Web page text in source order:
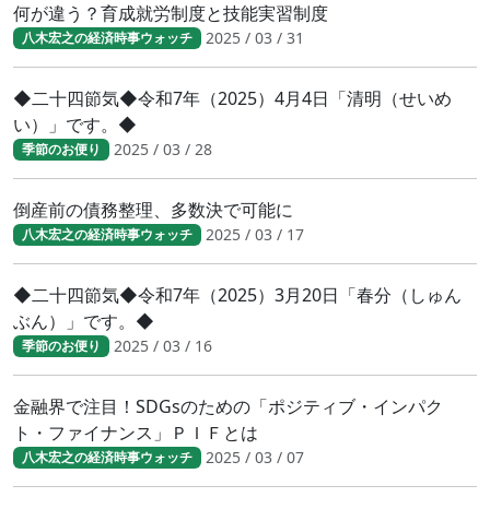
何が違う？育成就労制度と技能実習制度
八木宏之の経済時事ウォッチ 2025 / 03 / 31
◆二十四節気◆令和7年（2025）4月4日「清明（せいめ
い）」です。◆
季節のお便り 2025 / 03 / 28
倒産前の債務整理、多数決で可能に
八木宏之の経済時事ウォッチ 2025 / 03 / 17
◆二十四節気◆令和7年（2025）3月20日「春分（しゅん
ぶん）」です。◆
季節のお便り 2025 / 03 / 16
金融界で注目！SDGsのための「ポジティブ・インパク
ト・ファイナンス」ＰＩＦとは
八木宏之の経済時事ウォッチ 2025 / 03 / 07